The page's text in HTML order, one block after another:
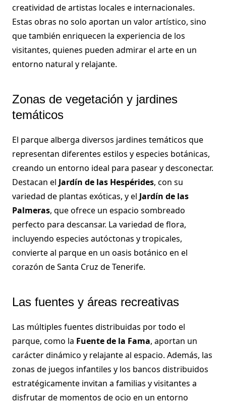
creatividad de artistas locales e internacionales.
Estas obras no solo aportan un valor artístico, sino
que también enriquecen la experiencia de los
visitantes, quienes pueden admirar el arte en un
entorno natural y relajante.
Zonas de vegetación y jardines
temáticos
El parque alberga diversos jardines temáticos que
representan diferentes estilos y especies botánicas,
creando un entorno ideal para pasear y desconectar.
Destacan el Jardín de las Hespérides, con su
variedad de plantas exóticas, y el Jardín de las
Palmeras, que ofrece un espacio sombreado
perfecto para descansar. La variedad de flora,
incluyendo especies autóctonas y tropicales,
convierte al parque en un oasis botánico en el
corazón de Santa Cruz de Tenerife.
Las fuentes y áreas recreativas
Las múltiples fuentes distribuidas por todo el
parque, como la Fuente de la Fama, aportan un
carácter dinámico y relajante al espacio. Además, las
zonas de juegos infantiles y los bancos distribuidos
estratégicamente invitan a familias y visitantes a
disfrutar de momentos de ocio en un entorno